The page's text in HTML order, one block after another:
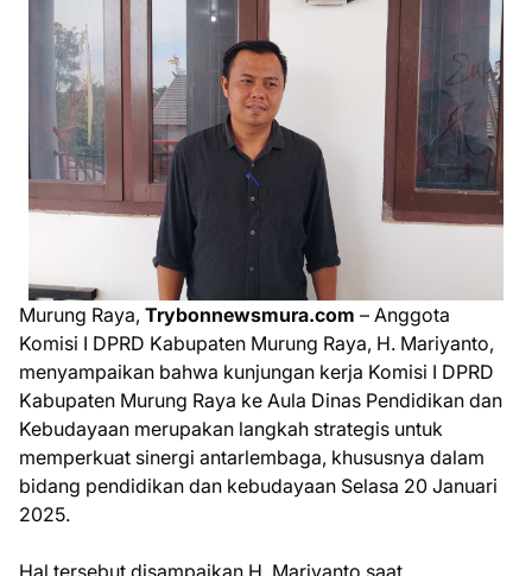
Murung Raya, Trybonnewsmura.com – Anggota
Komisi I DPRD Kabupaten Murung Raya, H. Mariyanto,
menyampaikan bahwa kunjungan kerja Komisi I DPRD
Kabupaten Murung Raya ke Aula Dinas Pendidikan dan
Kebudayaan merupakan langkah strategis untuk
memperkuat sinergi antarlembaga, khususnya dalam
bidang pendidikan dan kebudayaan Selasa 20 Januari
2025.
Hal tersebut disampaikan H. Mariyanto saat